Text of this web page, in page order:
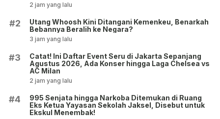
2 jam yang lalu
#2
Utang Whoosh Kini Ditangani Kemenkeu, Benarkah
Bebannya Beralih ke Negara?
3 jam yang lalu
#3
Catat! Ini Daftar Event Seru di Jakarta Sepanjang
Agustus 2026, Ada Konser hingga Laga Chelsea vs
AC Milan
2 jam yang lalu
#4
995 Senjata hingga Narkoba Ditemukan di Ruang
Eks Ketua Yayasan Sekolah Jaksel, Disebut untuk
Ekskul Menembak!